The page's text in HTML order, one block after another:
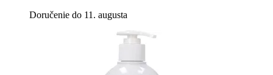
Doručenie do 11. augusta